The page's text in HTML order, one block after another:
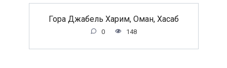
Гора Джабель Харим, Оман, Хасаб
0 148